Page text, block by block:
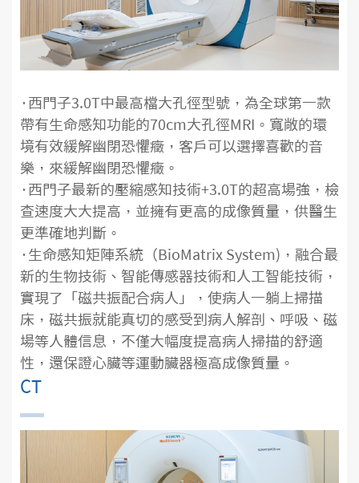
·西門子3.0T中最高檔大孔徑型號，為全球第一款
帶有生命感知功能的70cm大孔徑MRI。寬敞的環
境有效緩解幽閉恐懼癥，客戶可以選擇喜歡的音
樂，來緩解幽閉恐懼癥。
·西門子最新的壓縮感知技術+3.0T的超高場強，檢
查速度大大提高，並擁有更高的成像質量，供醫生
更準確地判斷。
·生命感知矩陣系統（BioMatrix System)，融合最
新的生物技術、智能傳感器技術和人工智能技術，
實現了「磁共振配合病人」，使病人一躺上掃描
床，磁共振就能真切的感受到病人解剖、呼吸、磁
場等人體信息，不僅大幅度提高病人掃描的舒適
性，還保證心臟等運動臟器極高成像質量。
CT